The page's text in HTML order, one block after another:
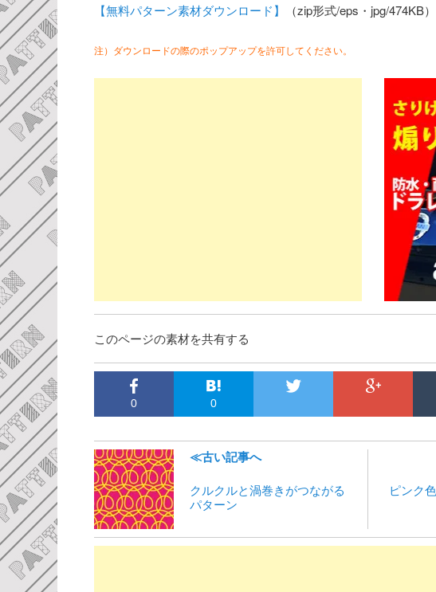
【無料パターン素材ダウンロード】 （zip形式/eps・jpg/474KB）
注）ダウンロードの際のポップアップを許可してください。
このページの素材を共有する
0 0
≪古い記事へ
クルクルと渦巻きがつながる
パターン
ピンク